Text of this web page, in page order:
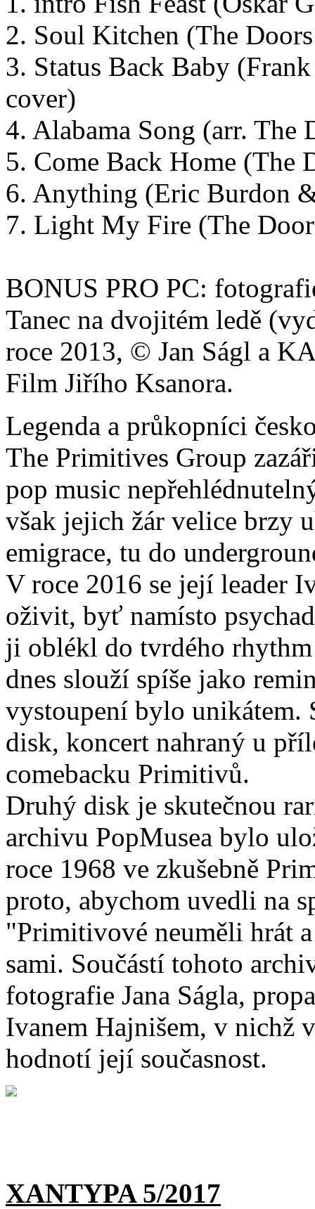
2. Soul Kitchen (The
3. Status Back Baby
cover)
4. Alabama Song (arr. The
5. Come Back Home (The
6. Anything (Eric Burdon
7. Light My Fire (The
BONUS PRO PC:
Tanec na dvojitém ledě
roce 2013, © Jan Ságl a
Film Jiřího Ksanora.
Legenda a průkopníci
The Primitives Group
pop music
však jejich žár velice brzy
emigrace, tu do
V roce 2016 se její leader
oživit, byť namísto
ji oblékl do tvrdého rhythm
dnes slouží spíše jako
vystoupení bylo unikátem.
disk, koncert nahraný u
comebacku Primitivů.
Druhý disk je skutečnou
archivu PopMusea bylo
roce 1968 ve zkušebně
proto, abychom uvedli na
"Primitivové neuměli hrát
sami. Součástí tohoto
fotografie Jana Ságla,
Ivanem Hajnišem, v nichž
hodnotí její současnost.
XANTYPA 5/2017